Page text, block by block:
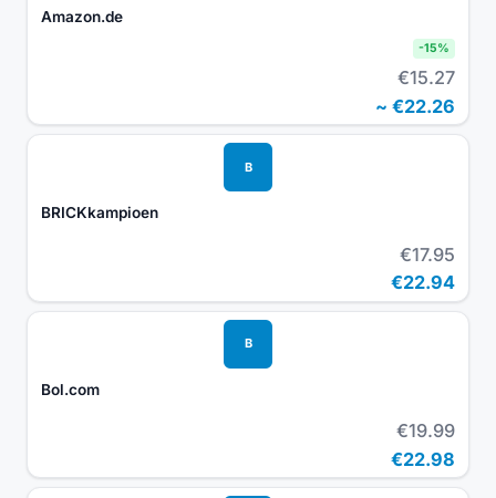
Amazon.de
-15%
€15.27
~ €22.26
B
BRICKkampioen
€17.95
€22.94
B
Bol.com
€19.99
€22.98